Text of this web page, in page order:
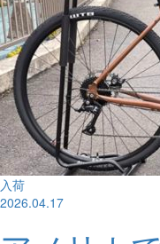
入荷
2026.04.17